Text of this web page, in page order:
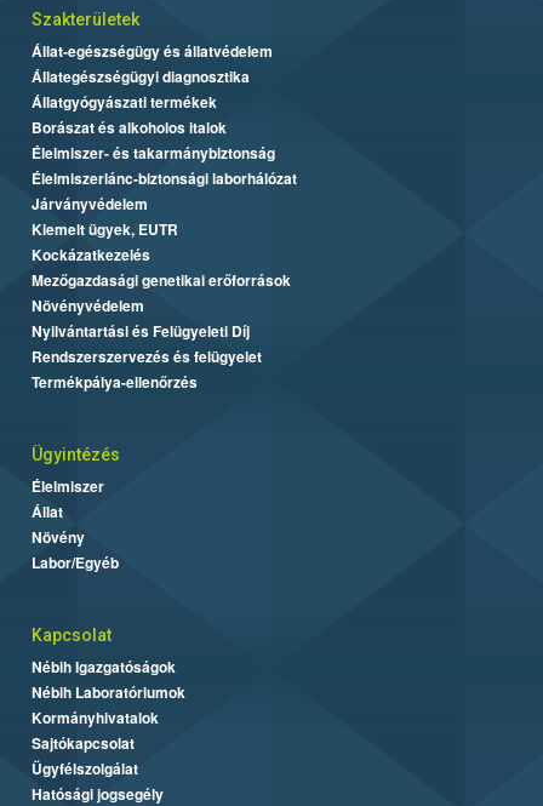
Szakterületek
Állat-egészségügy és állatvédelem
Állategészségügyi diagnosztika
Állatgyógyászati termékek
Borászat és alkoholos italok
Élelmiszer- és takarmánybiztonság
Élelmiszerlánc-biztonsági laborhálózat
Járványvédelem
Kiemelt ügyek, EUTR
Kockázatkezelés
Mezőgazdasági genetikai erőforrások
Növényvédelem
Nyilvántartási és Felügyeleti Díj
Rendszerszervezés és felügyelet
Termékpálya-ellenőrzés
Ügyintézés
Élelmiszer
Állat
Növény
Labor/Egyéb
Kapcsolat
Nébih Igazgatóságok
Nébih Laboratóriumok
Kormányhivatalok
Sajtókapcsolat
Ügyfélszolgálat
Hatósági jogsegély